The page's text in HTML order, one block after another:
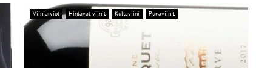
Viiniarviot Hintavat viinit Kultaviini Punaviinit